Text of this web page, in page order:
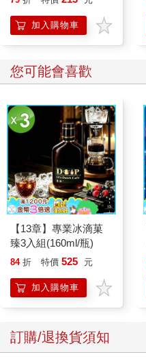
加入購物車
您可能會喜歡
【13章】專業冰滴菓
臻3入組(160ml/瓶)
84 折 特價 525 元
加入購物車
訂購/退換貨須知